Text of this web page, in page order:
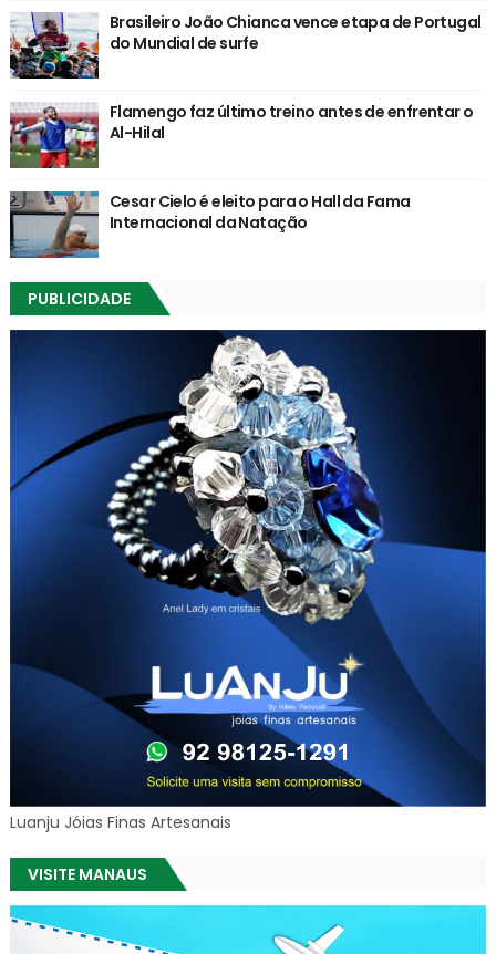
Brasileiro João Chianca vence etapa de Portugal
do Mundial de surfe
Flamengo faz último treino antes de enfrentar o
Al-Hilal
Cesar Cielo é eleito para o Hall da Fama
Internacional da Natação
PUBLICIDADE
Luanju Jóias Finas Artesanais
VISITE MANAUS